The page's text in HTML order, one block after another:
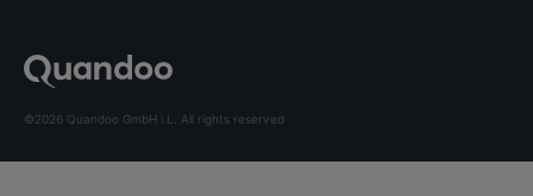
©2026 Quandoo GmbH i.L. All rights reserved